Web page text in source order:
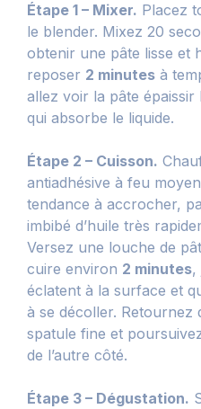
Étape 1 – Mixer. Placez
le blender. Mixez 20
obtenir une pâte lisse et
reposer 2 minutes à
allez voir la pâte épaissir
qui absorbe le liquide.
Étape 2 – Cuisson.
antiadhésive à feu
tendance à accrocher,
imbibé d’huile très
Versez une louche de
cuire environ 2 minutes,
éclatent à la surface et
à se décoller. Retournez
spatule fine et
de l’autre côté.
Étape 3 – Dégustation.